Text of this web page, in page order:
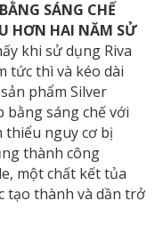
SÁNG CHẾ
HƠN HAI NĂM SỬ
khi sử dụng Riva
tức thì và kéo dài
phẩm Silver
bằng sáng chế với
thiểu nguy cơ bị
thành công
một chất kết tủa
tạo thành và dần trở